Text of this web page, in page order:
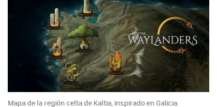
Mapa de la región celta de Kaltia, inspirado en Galicia.